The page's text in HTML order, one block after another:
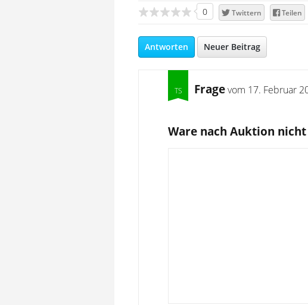
0 Twittern Teilen
Antworten Neuer Beitrag
Fragevom 17. Februar
Ware nach Auktion